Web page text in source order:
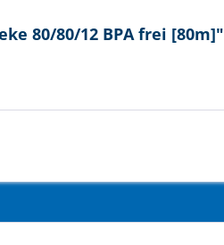
80/80/12 BPA frei [80m]"